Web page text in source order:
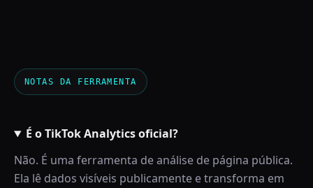
NOTAS DA FERRAMENTA
É o TikTok Analytics oficial?
Não. É uma ferramenta de análise de página pública.
Ela lê dados visíveis publicamente e transforma em